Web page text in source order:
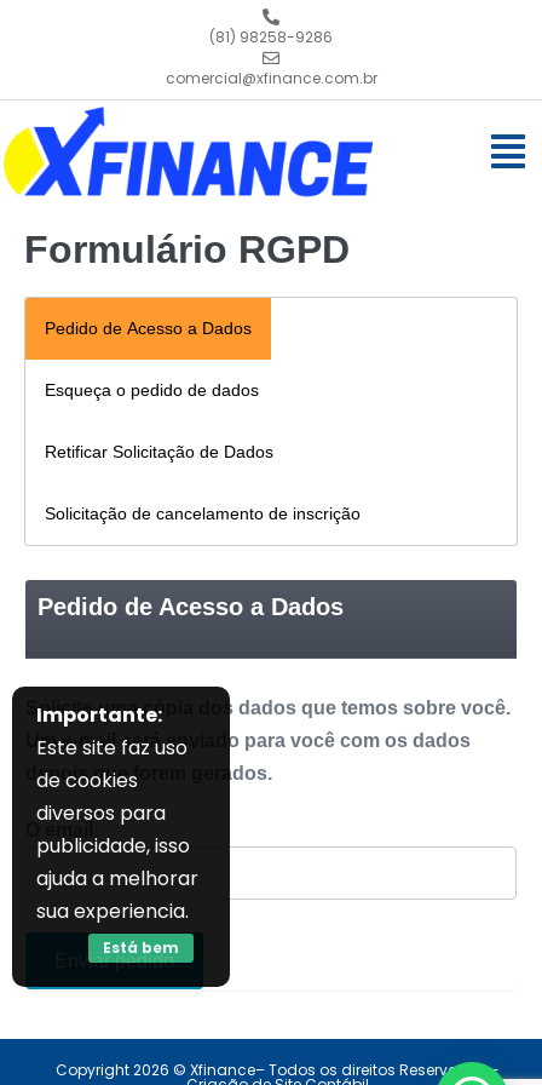
(81) 98258-9286
comercial@xfinance.com.br
Formulário RGPD
Pedido de Acesso a Dados
Esqueça o pedido de dados
Retificar Solicitação de Dados
Solicitação de cancelamento de inscrição
Pedido de Acesso a Dados
Solicite uma cópia dos dados que temos sobre você.
Um e-mail será enviado para você com os dados
depois que forem gerados.
Enviar pedido
Copyright 2026 © Xfinance– Todos os direitos Reservados -
Importante:
Este site faz uso
de cookies
diversos para
publicidade, isso
ajuda a melhorar
sua experiencia.
Está bem